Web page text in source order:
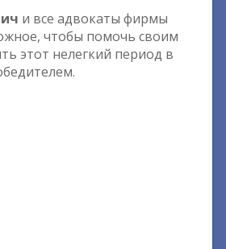
и все адвокаты фирмы
чтобы помочь своим
этот нелегкий период в